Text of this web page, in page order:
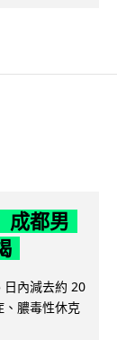
成都男
日內減去約 20
、膿毒性休克